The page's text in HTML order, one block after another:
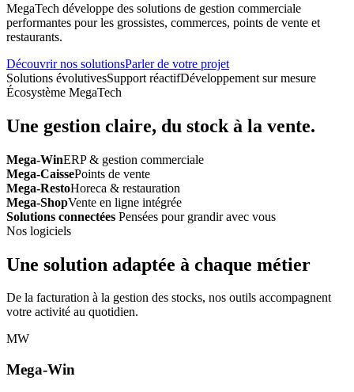
MegaTech développe des solutions de gestion commerciale
performantes pour les grossistes, commerces, points de vente et
restaurants.
Découvrir nos solutionsParler de votre projet
Solutions évolutivesSupport réactifDéveloppement sur mesure
Écosystème MegaTech
Une gestion claire, du stock à la vente.
Mega-WinERP & gestion commerciale
Mega-CaissePoints de vente
Mega-RestoHoreca & restauration
Mega-ShopVente en ligne intégrée
Solutions connectées Pensées pour grandir avec vous
Nos logiciels
Une solution adaptée à chaque métier
De la facturation à la gestion des stocks, nos outils accompagnent
votre activité au quotidien.
MW
Mega-Win